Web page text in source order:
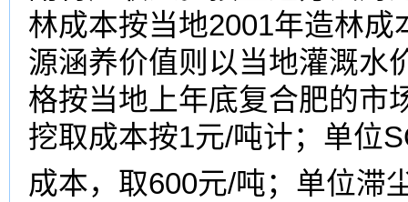
林成本按当地2001年造林
源涵养价值则以当地灌溉水
格按当地上年底复合肥的市
挖取成本按1元/吨计；单位
成本，取600元/吨；单位滞